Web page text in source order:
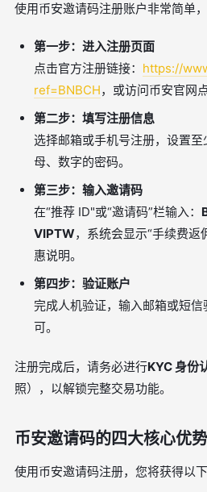
使用币安邀请码注册账户非常简单
第一步：进入注册页面
点击官方注册链接： https://
ref=BNBCH，或访问币安官网点
第二步：填写注册信息
选择邮箱或手机号注册，设置
母、数字的密码。
第三步：输入邀请码
在“推荐 ID"或“邀请码”栏输入：
VIPTW，系统会显示“手续费返
惠说明。
第四步：验证账户
完成人机验证，输入邮箱或短信
可。
注册完成后，请务必进行KYC 身份
照），以解锁完整交易功能。
币安邀请码的四大核心优势
使用币安邀请码注册，您将获得以